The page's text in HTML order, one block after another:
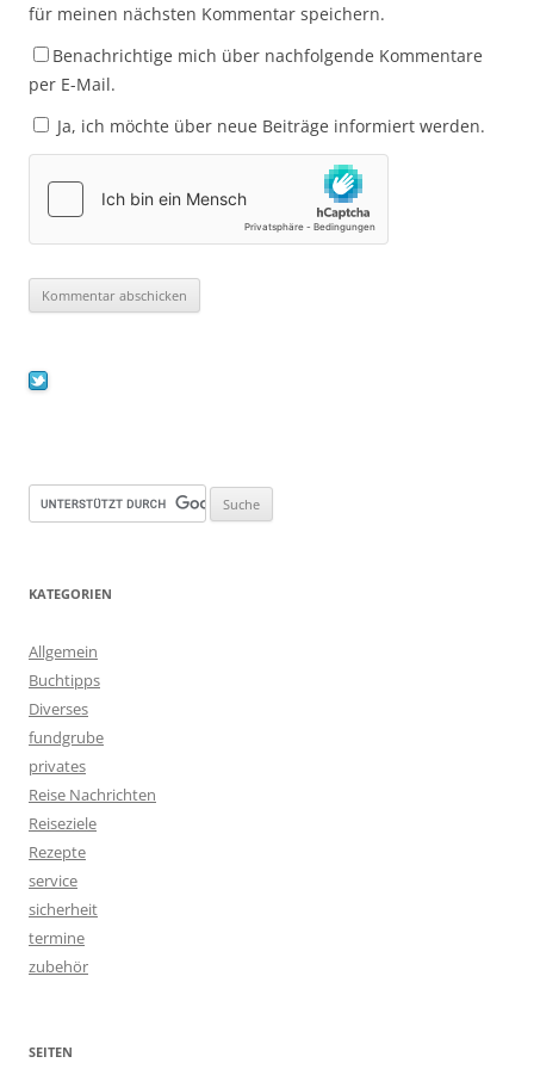
für meinen nächsten Kommentar speichern.
Benachrichtige mich über nachfolgende Kommentare
per E-Mail.
Ja, ich möchte über neue Beiträge informiert werden.
KATEGORIEN
Allgemein
Buchtipps
Diverses
fundgrube
privates
Reise Nachrichten
Reiseziele
Rezepte
service
sicherheit
termine
zubehör
SEITEN